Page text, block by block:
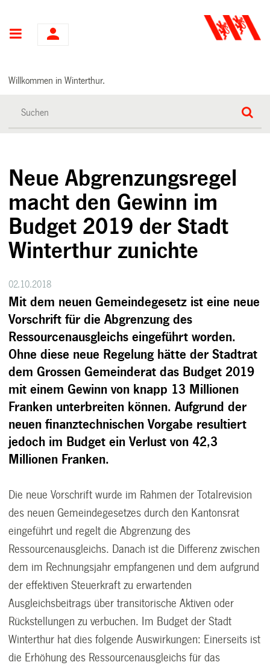
Hauptnavigation
Willkommen in Winterthur.
Neue Abgrenzungsregel
macht den Gewinn im
Budget 2019 der Stadt
Winterthur zunichte
02.10.2018
Mit dem neuen Gemeindegesetz ist eine neue
Vorschrift für die Abgrenzung des
Ressourcenausgleichs eingeführt worden.
Ohne diese neue Regelung hätte der Stadtrat
dem Grossen Gemeinderat das Budget 2019
mit einem Gewinn von knapp 13 Millionen
Franken unterbreiten können. Aufgrund der
neuen finanztechnischen Vorgabe resultiert
jedoch im Budget ein Verlust von 42,3
Millionen Franken.
Die neue Vorschrift wurde im Rahmen der Totalrevision
des neuen Gemeindegesetzes durch den Kantonsrat
eingeführt und regelt die Abgrenzung des
Ressourcenausgleichs. Danach ist die Differenz zwischen
dem im Rechnungsjahr empfangenen und dem aufgrund
der effektiven Steuerkraft zu erwartenden
Ausgleichsbeitrags über transitorische Aktiven oder
Rückstellungen zu verbuchen. Im Budget der Stadt
Winterthur hat dies folgende Auswirkungen: Einerseits ist
die Erhöhung des Ressourcenausgleichs für das